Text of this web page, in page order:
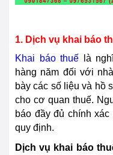
1. Dịch vụ khai báo
Khai báo thuế là
hàng năm đối với
bày các số liệu và hồ
cho cơ quan thuế.
báo đầy đủ chính
quy định.
Dịch vụ khai báo